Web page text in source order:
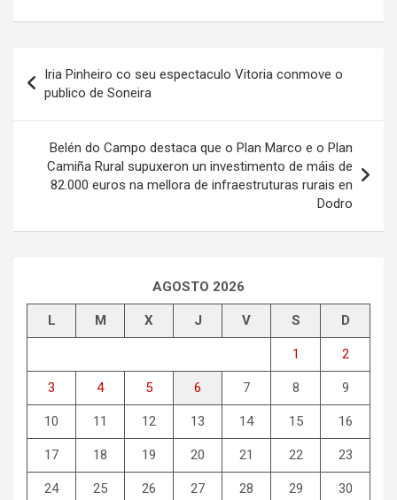
de
entradas
Iria Pinheiro co seu espectaculo Vitoria conmove o
publico de Soneira
Belén do Campo destaca que o Plan Marco e o Plan
Camiña Rural supuxeron un investimento de máis de
82.000 euros na mellora de infraestruturas rurais en
Dodro
AGOSTO 2026
L M X J V S D
1 2
3 4 5 6 7 8 9
10 11 12 13 14 15 16
17 18 19 20 21 22 23
24 25 26 27 28 29 30